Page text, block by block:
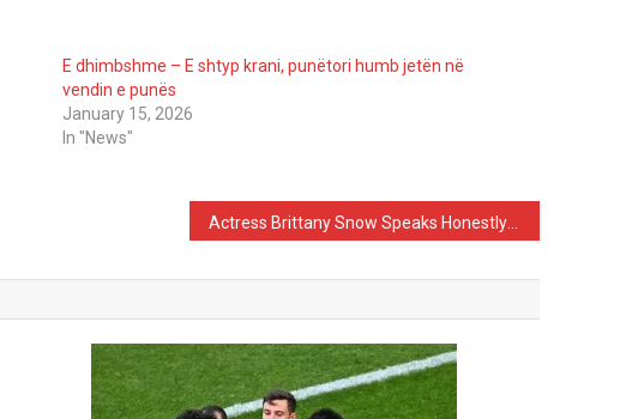
E dhimbshme – E shtyp krani, punëtori humb jetën në
vendin e punës
January 15, 2026
In "News"
Actress Brittany Snow Speaks Honestly About Her Appearance: I’ve Never Had Any Procedures